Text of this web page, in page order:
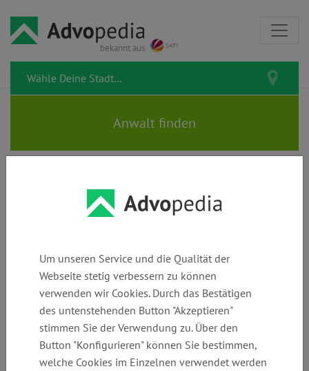
bekannt aus
Rechtstipps zum Thema
Gurtpflicht
Um unseren Service und die Qualität der
Webseite stetig verbessern zu können
verwenden wir Cookies. Durch das Bestätigen
des untenstehenden Button "Akzeptieren"
stimmen Sie der Verwendung zu. Über den
Button "Konfigurieren" können Sie bestimmen,
welche Cookies im Einzelnen verwendet werden